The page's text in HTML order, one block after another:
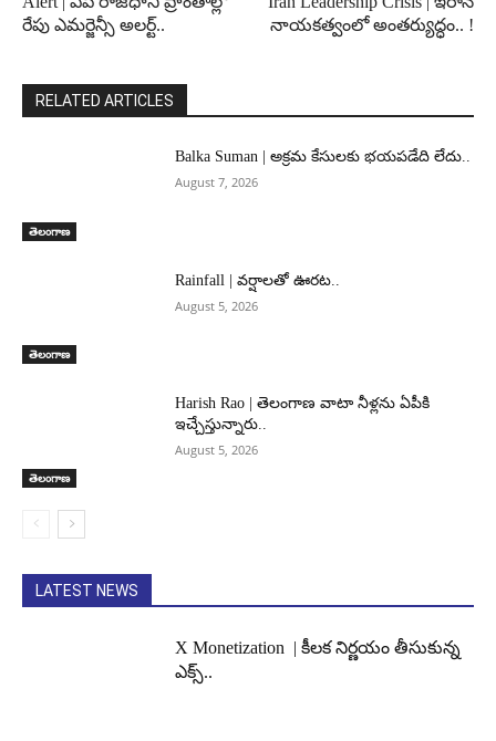
రేపు ఎమర్జెన్సీ అలర్ట్..
నాయకత్వంలో అంతర్యుద్ధం.. !
RELATED ARTICLES
తెలంగాణ
Balka Suman | అక్రమ కేసులకు భయపడేది లేదు..
August 7, 2026
తెలంగాణ
Rainfall | వర్షాలతో ఊరట..
August 5, 2026
తెలంగాణ
Harish Rao | తెలంగాణ వాటా నీళ్లను ఏపీకి
ఇచ్చేస్తున్నారు..
August 5, 2026
LATEST NEWS
X Monetization | కీలక నిర్ణయం తీసుకున్న
ఎక్స్..